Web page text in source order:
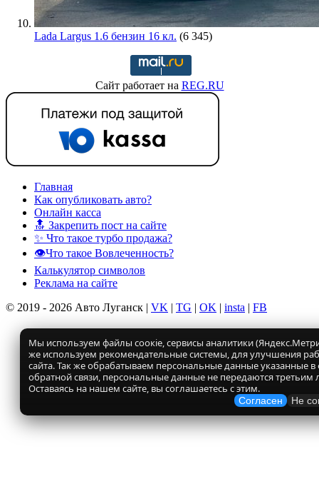
Lada Largus 1.6 бензин 16 кл. (6 345)
Сайт работает на REG.RU
Главная
Как опубликовать авто?
Онлайн касса
🔝 Закрепить пост на сайте
✨ Что такое турбо продажа?
👁️Что такое Вовлеченность?
Калькулятор символов
Реклама на сайте
© 2019 - 2026 Авто Луганск | VK | TG | OK | insta | FB
Мы используем файлы соокіе, сервисы аналитики
же используем рекомендательные системы, для улучшения
сайта. Так же обрабатываем персональные данные указанные
обратной связи, персональные данные не передаются третьим
Оставаясь на нашем сайте, вы соглашаетесь с этим.
Согласен Не